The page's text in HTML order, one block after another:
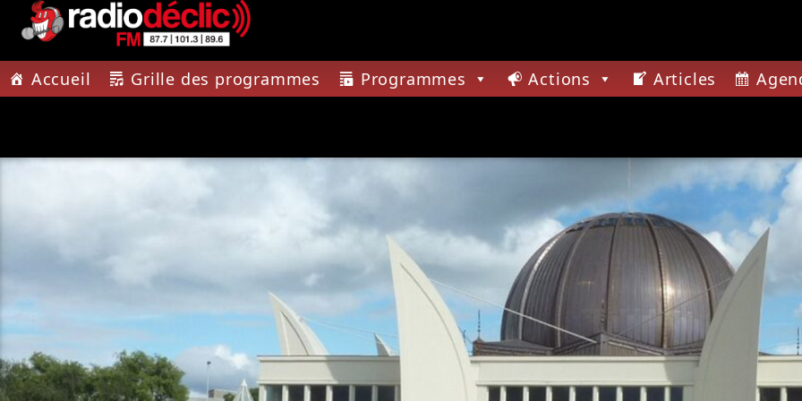
Accueil Grille des programmes Programmes Actions Articles
RADIO DÉCLIC
VOTRE RADIO
ASSOCIATIVE EN
TERRES DE LORRAINE
IMPRESSIONS JAZZ
TOUTE L'ACTUALITÉ DES JAZZ